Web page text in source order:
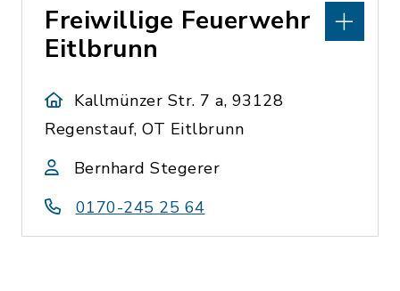
Freiwillige Feuerwehr
Eitlbrunn
Kallmünzer Str. 7 a, 93128
Regenstauf, OT Eitlbrunn
Bernhard Stegerer
0170-245 25 64